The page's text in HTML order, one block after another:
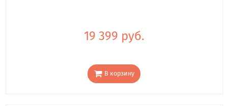
19 399 руб.
В корзину